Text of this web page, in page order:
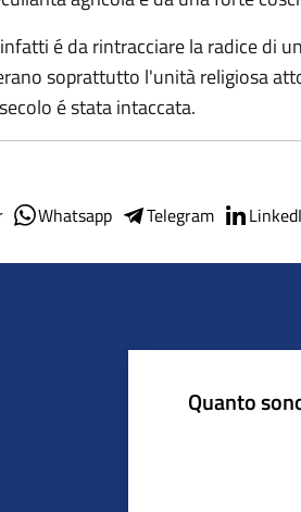
é da rintracciare la radice di
soprattutto l'unità religiosa
é stata intaccata.
Whatsapp Telegram
Quanto